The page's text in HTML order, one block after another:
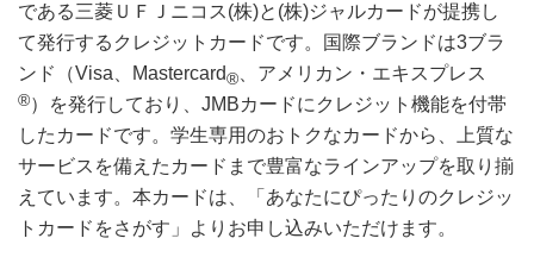
である三菱ＵＦＪニコス(株)と(株)ジャルカードが提携し
て発行するクレジットカードです。国際ブランドは3ブラ
ンド（Visa、Mastercard®、アメリカン・エキスプレス
®）を発行しており、JMBカードにクレジット機能を付帯
したカードです。学生専用のおトクなカードから、上質な
サービスを備えたカードまで豊富なラインアップを取り揃
えています。本カードは、「あなたにぴったりのクレジッ
トカードをさがす」よりお申し込みいただけます。